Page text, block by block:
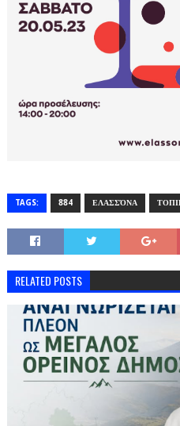
TAGS: 884 ΕΛΑΣΣΌΝΑ
RELATED POSTS